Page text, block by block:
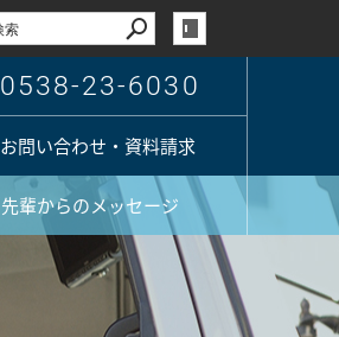
0538-23-6030
お問い合わせ・資料請求
先輩からのメッセージ